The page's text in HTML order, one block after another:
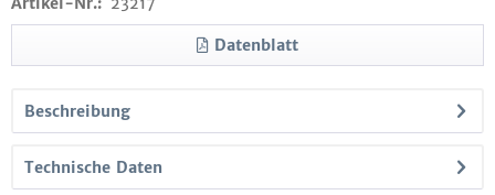
Datenblatt
Beschreibung
Technische Daten